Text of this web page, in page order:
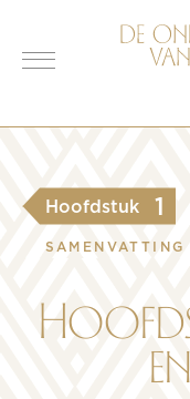
Hoofdstuk 1